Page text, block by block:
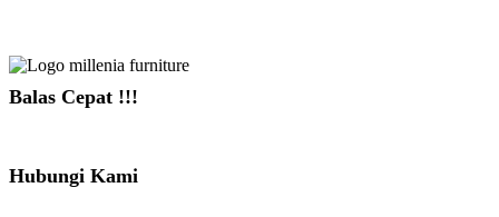
Hubungi Kami
Balas Cepat !!!